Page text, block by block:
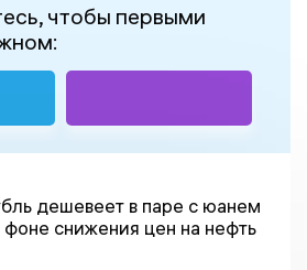
чтобы первыми
дешевеет в паре с юанем
фоне снижения цен на нефть